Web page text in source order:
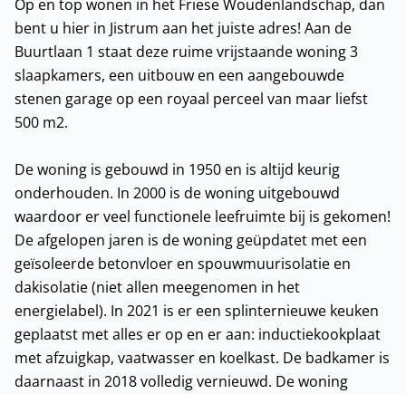
Op en top wonen in het Friese Woudenlandschap, dan
bent u hier in Jistrum aan het juiste adres! Aan de
Buurtlaan 1 staat deze ruime vrijstaande woning 3
slaapkamers, een uitbouw en een aangebouwde
stenen garage op een royaal perceel van maar liefst
500 m2.
De woning is gebouwd in 1950 en is altijd keurig
onderhouden. In 2000 is de woning uitgebouwd
waardoor er veel functionele leefruimte bij is gekomen!
De afgelopen jaren is de woning geüpdatet met een
geïsoleerde betonvloer en spouwmuurisolatie en
dakisolatie (niet allen meegenomen in het
energielabel). In 2021 is er een splinternieuwe keuken
geplaatst met alles er op en er aan: inductiekookplaat
met afzuigkap, vaatwasser en koelkast. De badkamer is
daarnaast in 2018 volledig vernieuwd. De woning